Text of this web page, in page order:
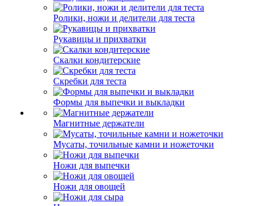
Ролики, ножи и делители для теста
Рукавицы и прихватки
Скалки кондитерские
Скребки для теста
Формы для выпечки и выкладки
Магнитные держатели
Мусаты, точильные камни и ножеточки
Ножи для выпечки
Ножи для овощей